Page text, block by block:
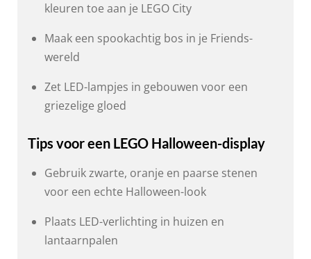
kleuren toe aan je LEGO City
Maak een spookachtig bos in je Friends-
wereld
Zet LED-lampjes in gebouwen voor een
griezelige gloed
Tips voor een LEGO Halloween-display
Gebruik zwarte, oranje en paarse stenen
voor een echte Halloween-look
Plaats LED-verlichting in huizen en
lantaarnpalen